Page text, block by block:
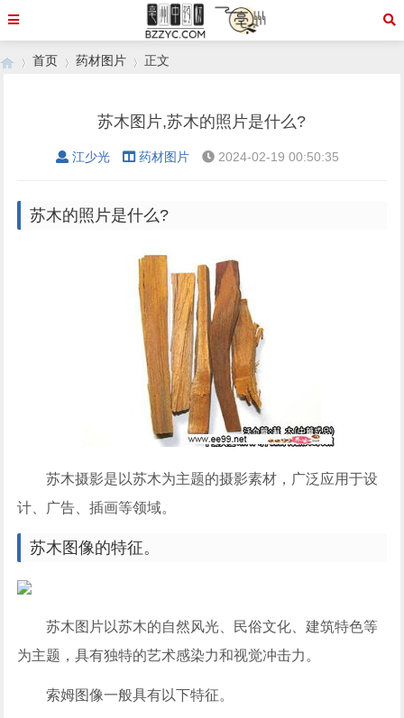
首页 药材图片 正文
苏木图片,苏木的照片是什么?
江少光 药材图片 2024-02-19 00:50:35
苏木的照片是什么?
苏木摄影是以苏木为主题的摄影素材，广泛应用于设
计、广告、插画等领域。
苏木图像的特征。
苏木图片以苏木的自然风光、民俗文化、建筑特色等
为主题，具有独特的艺术感染力和视觉冲击力。
索姆图像一般具有以下特征。